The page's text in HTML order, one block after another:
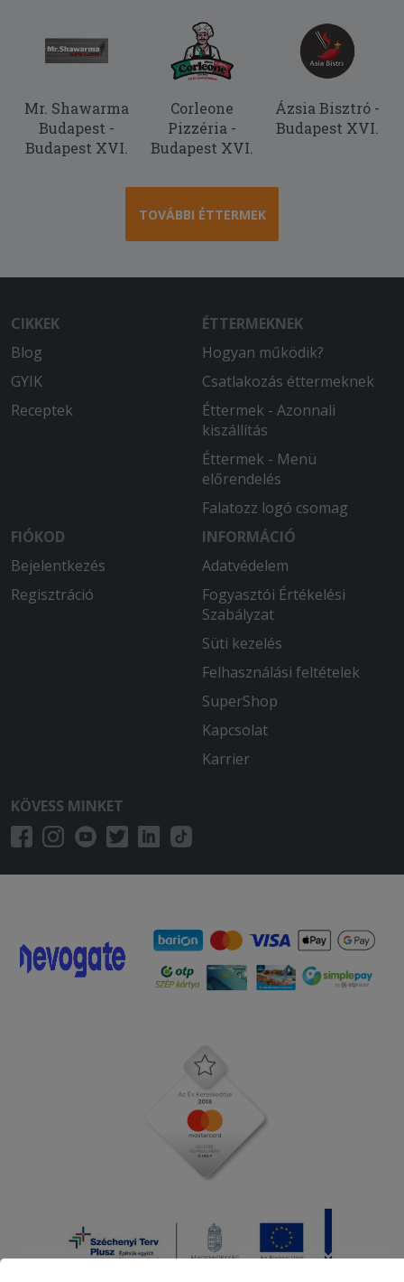
Mr. Shawarma
Budapest -
Budapest XVI.
Corleone
Pizzéria -
Budapest XVI.
Ázsia Bisztró -
Budapest XVI.
TOVÁBBI ÉTTERMEK
CIKKEK
Blog
GYIK
Receptek
ÉTTERMEKNEK
Hogyan működik?
Csatlakozás éttermeknek
Éttermek - Azonnali
kiszállítás
Éttermek - Menü
előrendelés
Falatozz logó csomag
FIÓKOD
Bejelentkezés
Regisztráció
INFORMÁCIÓ
Adatvédelem
Fogyasztói Értékelési
Szabályzat
Süti kezelés
Felhasználási feltételek
SuperShop
Kapcsolat
Karrier
KÖVESS MINKET